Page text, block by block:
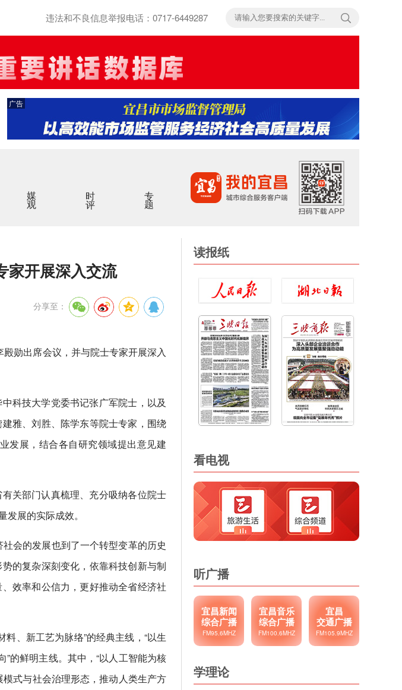
违法和不良信息举报电话：0717-6449287
广告
媒观 时评 专题
家开展深入交流
分享至：
勋出席会议，并与院士专家开展深入
科技大学党委书记张广军院士，以及
雅、刘胜、陈学东等院士专家，围绕
发展，结合各自研究领域提出意见建
关部门认真梳理、充分吸纳各位院士
展的实际成效。
会的发展也到了一个转型变革的历史
的复杂深刻变化，依靠科技创新与制
效率和公信力，更好推动全省经济社
、新工艺为脉络”的经典主线，“以生
的鲜明主线。其中，“以人工智能为核
式与社会治理形态，推动人类生产方
读报纸
看电视
听广播
宜昌新闻
综合广播
FM95.6MHZ
宜昌音乐
综合广播
FM100.6MHZ
宜昌
交通广播
FM105.9MHZ
学理论